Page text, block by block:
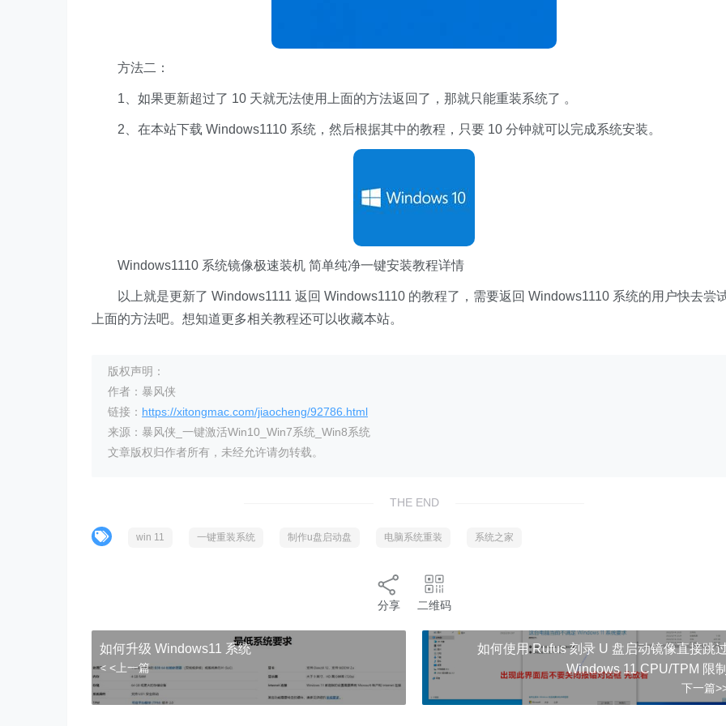
方法二：
1、如果更新超过了 10 天就无法使用上面的方法返回了，那就只能重装系统了 。
2、在本站下载 Windows1110 系统，然后根据其中的教程，只要 10 分钟就可以完成系统安装。
Windows1110 系统镜像极速装机 简单纯净一键安装教程详情
以上就是更新了 Windows1111 返回 Windows1110 的教程了，需要返回 Windows1110 系统的用户快去尝
上面的方法吧。想知道更多相关教程还可以收藏本站。
版权声明：
作者：暴风侠
链接： https://xitongmac.com/jiaocheng/92786.html
来源：暴风侠_一键激活Win10_Win7系统_Win8系统
文章版权归作者所有，未经允许请勿转载。
THE END
win 11 一键重装系统 制作u盘启动盘 电脑系统重装 系统之家
分享 二维码
如何升级 Windows11 系统
< <上一篇
如何使用 Rufus 刻录 U 盘启动镜像直接跳
Windows 11 CPU/TPM 限
下一篇